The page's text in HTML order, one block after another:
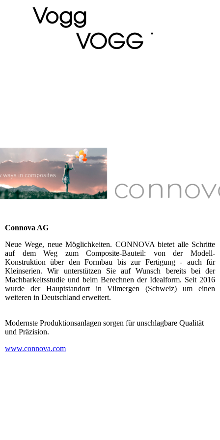
Connova AG
Neue Wege, neue Möglichkeiten. CONNOVA bietet alle Schritte
auf dem Weg zum Composite-Bauteil: von der Modell-
Konstruktion über den Formbau bis zur Fertigung - auch für
Kleinserien. Wir unterstützen Sie auf Wunsch bereits bei der
Machbarkeitsstudie und beim Berechnen der Idealform. Seit 2016
wurde der Hauptstandort in Vilmergen (Schweiz) um einen
weiteren in Deutschland erweitert.
Modernste Produktionsanlagen sorgen für unschlagbare Qualität
und Präzision.
www.connova.com